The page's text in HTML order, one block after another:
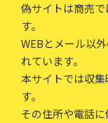
偽サイトは商売
す。
WEBとメール以
れています。
本サイトでは収
す。
その住所や電話